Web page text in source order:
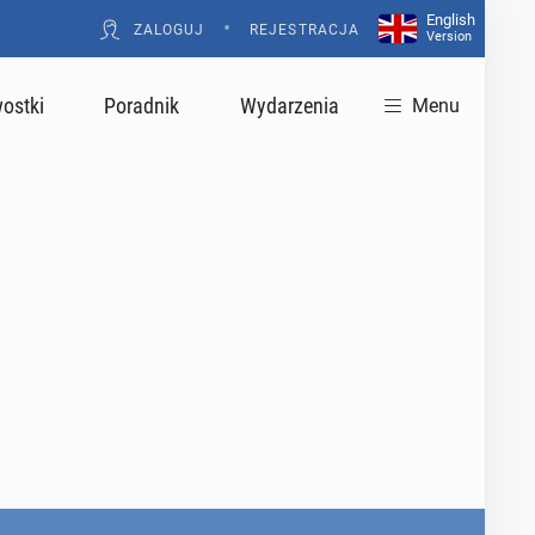
ZALOGUJ • REJESTRACJA
English
Version
Poradnik Wydarzenia Menu